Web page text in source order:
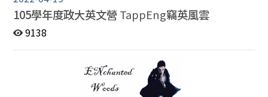
105學年度政大英文營 TappEng竊英風雲
9138